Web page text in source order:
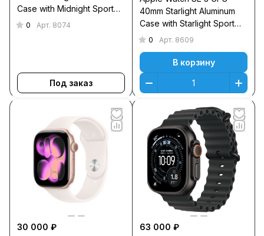
Case with Midnight Sport
Band S/M
0 Арт. 8074
Под заказ
40mm Starlight Aluminum
Case with Starlight Sport
Band S/M
0 Арт. 8609
В корзину
30 000 ₽
63 000 ₽